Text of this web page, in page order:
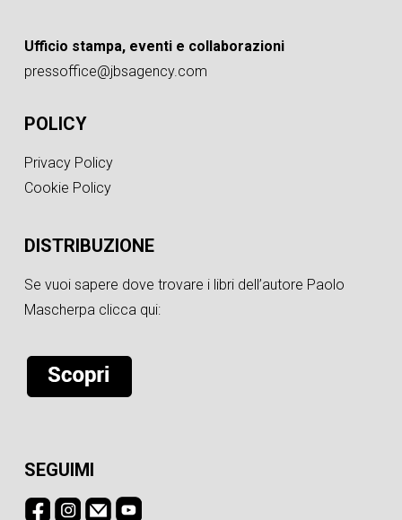
Ufficio stampa, eventi e collaborazioni
pressoffice@jbsagency.com
POLICY
Privacy Policy
Cookie Policy
DISTRIBUZIONE
Se vuoi sapere dove trovare i libri dell’autore Paolo
Mascherpa clicca qui:
SEGUIMI